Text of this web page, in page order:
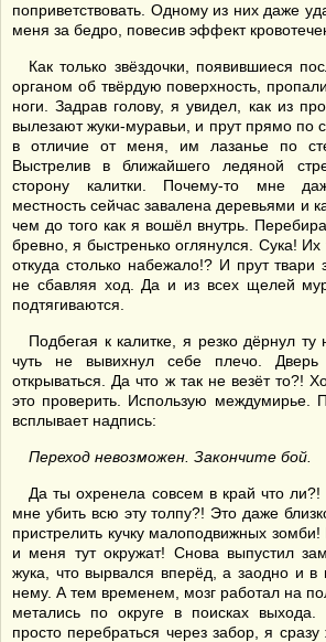
поприветствовать. Одному из них даже
меня за бедро, повесив эффект
Как только звёздочки, появившиеся
органом об твёрдую поверхность,
ноги. Задрав голову, я увидел, как из
вылезают жуки-муравьи, и прут прямо по
в отличие от меня, им лазанье по
Выстрелив в ближайшего ледяной
сторону калитки. Почему-то мне
местность сейчас завалена деревьями и
чем до того как я вошёл внутрь.
бревно, я быстренько оглянулся. Сука!
откуда столько набежало!? И прут
не сбавляя ход. Да и из всех щелей
подтягиваются.
Подбегая к калитке, я резко дёрнул
чуть не вывихнул себе плечо. Дверь
открываться. Да что ж так не везёт то?!
это проверить. Использую междумирье.
всплывает надпись:
Переход невозможен. Закончите бой.
Да ты охренела совсем в край что
мне убить всю эту толпу?! Это даже
пристрелить кучку малоподвижных
и меня тут окружат! Снова выпустил
жука, что вырвался вперёд, а заодно и в
нему. А тем временем, мозг работал на
метались по округе в поисках
просто перебраться через забор, я